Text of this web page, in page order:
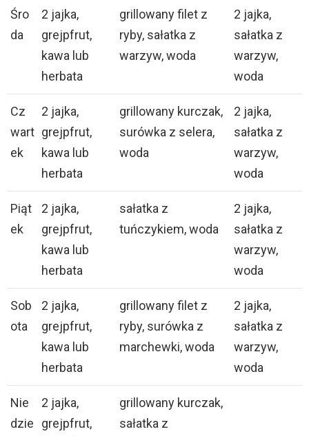
Śro
da
2 jajka,
grejpfrut,
kawa lub
herbata
grillowany filet z
ryby, sałatka z
warzyw, woda
2 jajka,
sałatka z
warzyw,
woda
Cz
wart
ek
2 jajka,
grejpfrut,
kawa lub
herbata
grillowany kurczak,
surówka z selera,
woda
2 jajka,
sałatka z
warzyw,
woda
Piąt
ek
2 jajka,
grejpfrut,
kawa lub
herbata
sałatka z
tuńczykiem, woda
2 jajka,
sałatka z
warzyw,
woda
Sob
ota
2 jajka,
grejpfrut,
kawa lub
herbata
grillowany filet z
ryby, surówka z
marchewki, woda
2 jajka,
sałatka z
warzyw,
woda
Nie
dzie
2 jajka,
grejpfrut,
grillowany kurczak,
sałatka z